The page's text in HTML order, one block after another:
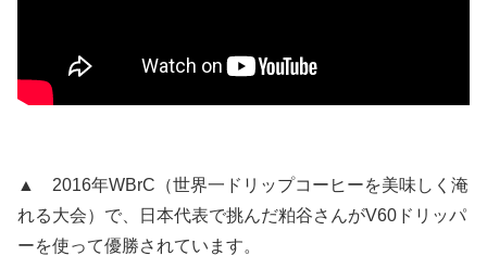
▲ 2016年WBrC（世界一ドリップコーヒーを美味しく淹
れる大会）で、日本代表で挑んだ粕谷さんがV60ドリッパ
ーを使って優勝されています。